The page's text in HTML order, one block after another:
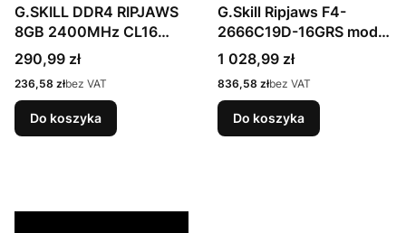
G.SKILL DDR4 RIPJAWS
8GB 2400MHz CL16
1,20V SO-DIMM BULK
Cena
290,99 zł
Cena
236,58 złbez VAT
Do koszyka
G.Skill Ripjaws F4-
2666C19D-16GRS moduł
pamięci 16 GB 2 x 8 GB
DDR4 260-pin SO-DIMM
Cena
1 028,99 zł
Cena
836,58 złbez VAT
Do koszyka